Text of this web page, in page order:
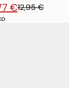
€12,95 €